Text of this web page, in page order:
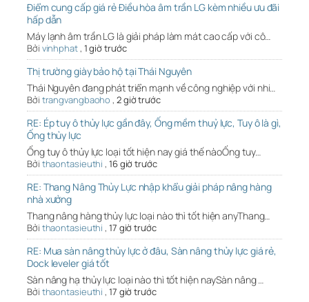
Điểm cung cấp giá rẻ Điều hòa âm trần LG kèm nhiều ưu đãi
hấp dẫn
Máy lạnh âm trần LG là giải pháp làm mát cao cấp với cô…
Bởi vinhphat, 1 giờ trước
Thị trường giày bảo hộ tại Thái Nguyên
Thái Nguyên đang phát triển mạnh về công nghiệp với nhi…
Bởi trangvangbaoho , 2 giờ trước
RE: Ép tuy ô thủy lực gần đây, Ống mềm thuỷ lực, Tuy ô là gì,
Ống thủy lực
Ống tuy ô thủy lực loại tốt hiện nay giá thế nàoỐng tuy…
Bởi thaontasieuthi , 16 giờ trước
RE: Thang Nâng Thủy Lực nhập khẩu giải pháp nâng hàng
nhà xưởng
Thang nâng hàng thủy lực loại nào thì tốt hiện anyThang…
Bởi thaontasieuthi , 17 giờ trước
RE: Mua sàn nâng thủy lực ở đâu, Sàn nâng thủy lực giá rẻ,
Dock leveler giá tốt
Sàn nâng hạ thủy lực loại nào thì tốt hiện naySàn nâng …
Bởi thaontasieuthi , 17 giờ trước